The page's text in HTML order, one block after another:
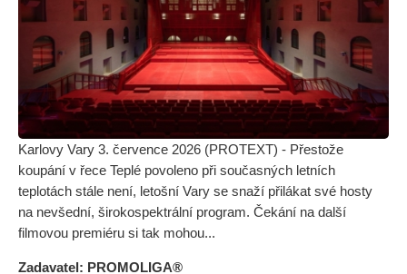
Karlovy Vary 3. července 2026 (PROTEXT) - Přestože
koupání v řece Teplé povoleno při současných letních
teplotách stále není, letošní Vary se snaží přilákat své hosty
na nevšední, širokospektrální program. Čekání na další
filmovou premiéru si tak mohou...
Zadavatel: PROMOLIGA®